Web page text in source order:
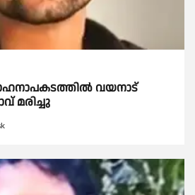
വയനാട്
മരിച്ചു